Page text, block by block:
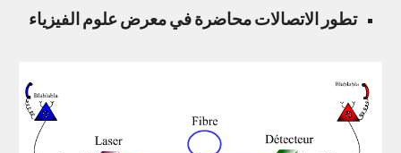
تطور الاتصالاتمحاضرة في معرض علوم الفيزياء